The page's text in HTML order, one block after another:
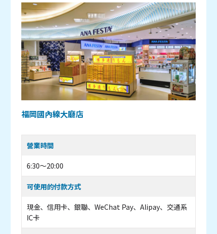
福岡國內線大廳店
營業時間
6:30～20:00
可使用的付款方式
現金、信用卡、銀聯、WeChat Pay、Alipay、交通系
IC卡